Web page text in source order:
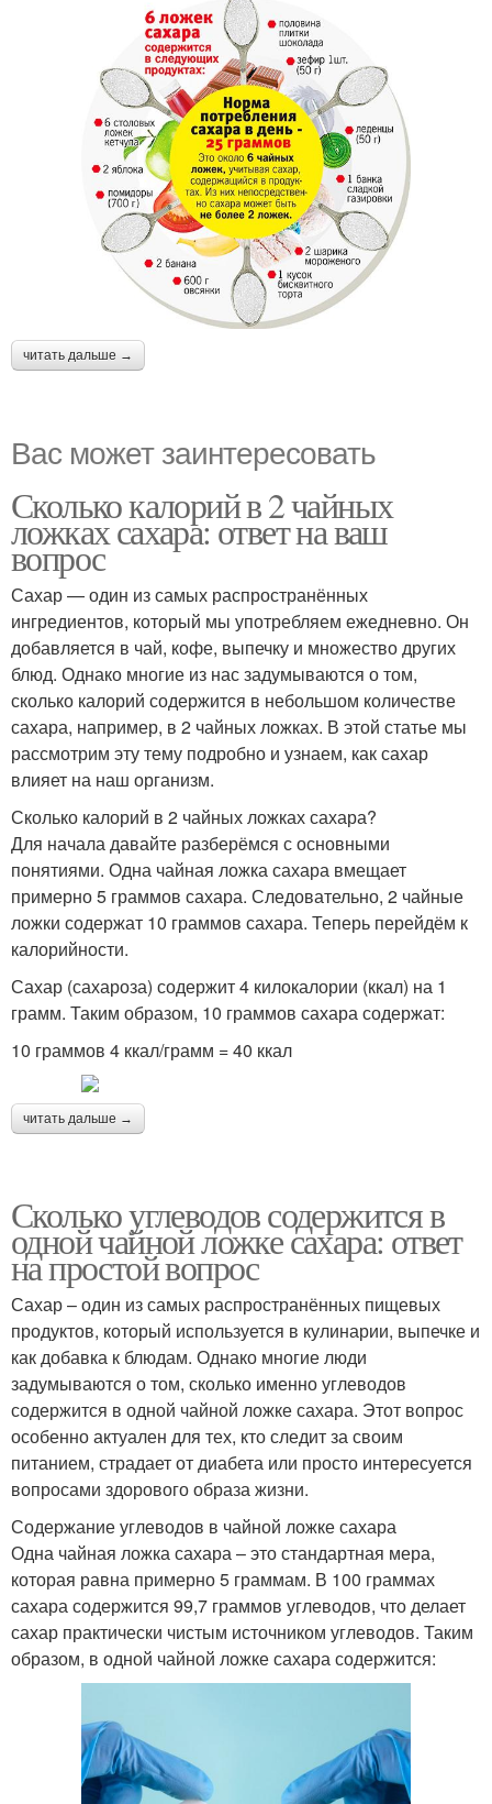
читать дальше →
Вас может заинтересовать
Сколько калорий в 2 чайных
ложках сахара: ответ на ваш
вопрос
Сахар — один из самых распространённых
ингредиентов, который мы употребляем ежедневно. Он
добавляется в чай, кофе, выпечку и множество других
блюд. Однако многие из нас задумываются о том,
сколько калорий содержится в небольшом количестве
сахара, например, в 2 чайных ложках. В этой статье мы
рассмотрим эту тему подробно и узнаем, как сахар
влияет на наш организм.
Сколько калорий в 2 чайных ложках сахара?
Для начала давайте разберёмся с основными
понятиями. Одна чайная ложка сахара вмещает
примерно 5 граммов сахара. Следовательно, 2 чайные
ложки содержат 10 граммов сахара. Теперь перейдём к
калорийности.
Сахар (сахароза) содержит 4 килокалории (ккал) на 1
грамм. Таким образом, 10 граммов сахара содержат:
10 граммов 4 ккал/грамм = 40 ккал
читать дальше →
Сколько углеводов содержится в
одной чайной ложке сахара: ответ
на простой вопрос
Сахар – один из самых распространённых пищевых
продуктов, который используется в кулинарии, выпечке и
как добавка к блюдам. Однако многие люди
задумываются о том, сколько именно углеводов
содержится в одной чайной ложке сахара. Этот вопрос
особенно актуален для тех, кто следит за своим
питанием, страдает от диабета или просто интересуется
вопросами здорового образа жизни.
Содержание углеводов в чайной ложке сахара
Одна чайная ложка сахара – это стандартная мера,
которая равна примерно 5 граммам. В 100 граммах
сахара содержится 99,7 граммов углеводов, что делает
сахар практически чистым источником углеводов. Таким
образом, в одной чайной ложке сахара содержится: